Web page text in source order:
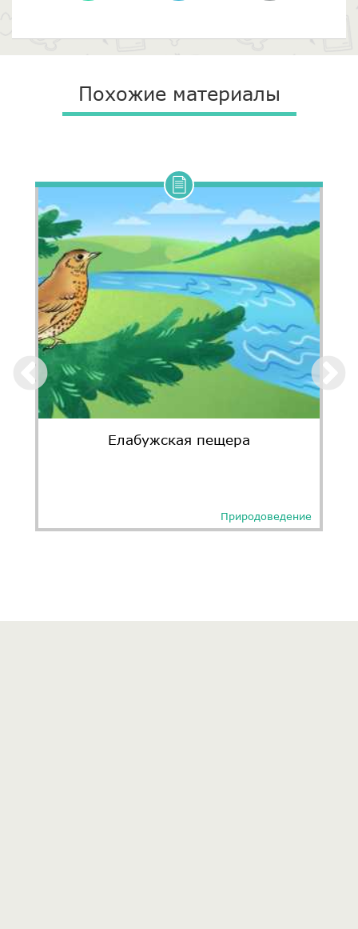
Похожие материалы
Елабужская пещера
Природоведение